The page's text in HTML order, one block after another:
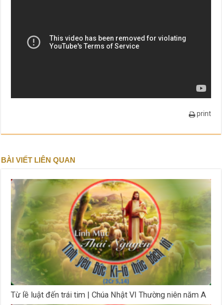
print
BÀI VIẾT LIÊN QUAN
Từ lề luật đến trái tim | Chúa Nhật VI Thường niên năm A